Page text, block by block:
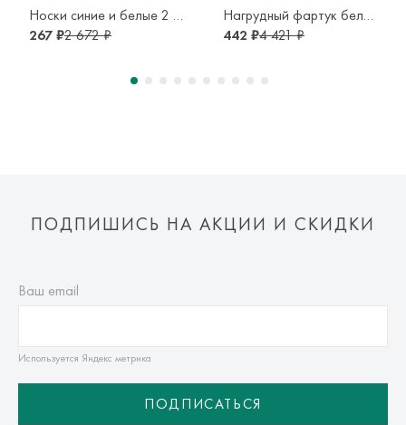
транспортной компании. Доставка осуществляется в срок и
по тарифам транспортной компании.
Оплата осуществляется онлайн банковскими картами Visa,
Носки синие и белые 2 шт
267 ₽2 672 ₽
Нагрудный фартук белый и зеленый с мишкой 2 шт
442 ₽4 421 ₽
ПОДПИШИСЬ НА АКЦИИ И СКИДКИ
Ваш email
Используется Яндекс метрика
ПОДПИСАТЬСЯ